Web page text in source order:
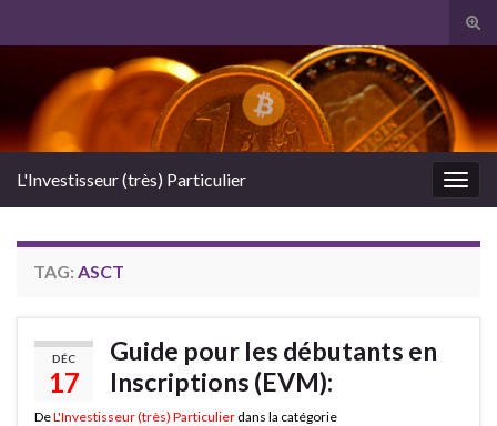
Search for:
L'Investisseur (très) Particulier
TAG: ASCT
DÉC
17
Guide pour les débutants en
Inscriptions (EVM):
DeL'Investisseur (très) Particulier dans la catégorie